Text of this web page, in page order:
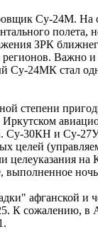
Су-24М. На
ЗРК
Важно и
Су-24МК стал
степени
Су-30КН и Су-
целей
на
афганской
К сожалению, в